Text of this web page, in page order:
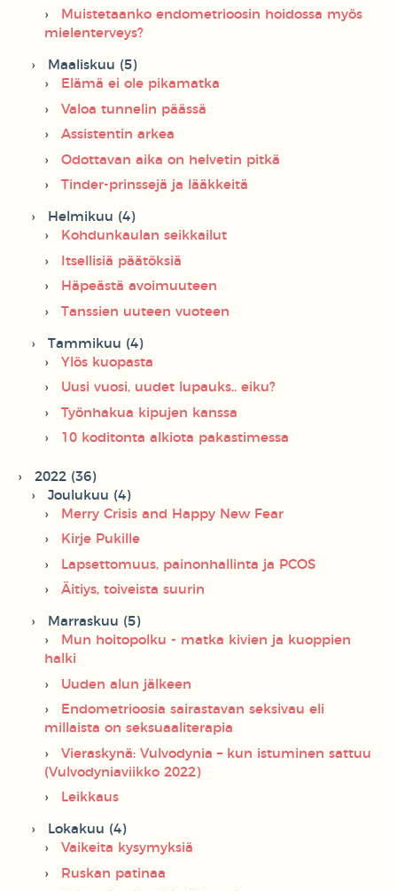
Muistetaanko endometrioosin hoidossa myös
mielenterveys?
Maaliskuu (5)
Elämä ei ole pikamatka
Valoa tunnelin päässä
Assistentin arkea
Odottavan aika on helvetin pitkä
Tinder-prinssejä ja lääkkeitä
Helmikuu (4)
Kohdunkaulan seikkailut
Itsellisiä päätöksiä
Häpeästä avoimuuteen
Tanssien uuteen vuoteen
Tammikuu (4)
Ylös kuopasta
Uusi vuosi, uudet lupauks.. eiku?
Työnhakua kipujen kanssa
10 koditonta alkiota pakastimessa
2022 (36)
Joulukuu (4)
Merry Crisis and Happy New Fear
Kirje Pukille
Lapsettomuus, painonhallinta ja PCOS
Äitiys, toiveista suurin
Marraskuu (5)
Mun hoitopolku - matka kivien ja kuoppien
halki
Uuden alun jälkeen
Endometrioosia sairastavan seksivau eli
millaista on seksuaaliterapia
Vieraskynä: Vulvodynia – kun istuminen sattuu
(Vulvodyniaviikko 2022)
Leikkaus
Lokakuu (4)
Vaikeita kysymyksiä
Ruskan patinaa